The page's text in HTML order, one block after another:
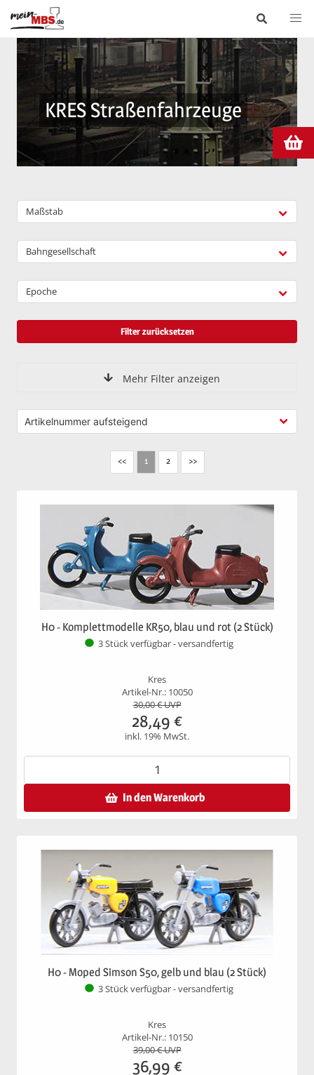
KRES Straßenfahrzeuge
Maßstab
Bahngesellschaft
Epoche
Filter zurücksetzen
Mehr Filter anzeigen
<< 1 2 >>
H0 - Komplettmodelle KR50, blau und rot (2 Stück)
3 Stück verfügbar - versandfertig
Kres
Artikel-Nr.: 10050
30,00€ UVP
28,49 €
inkl. 19% MwSt.
In den Warenkorb
H0 - Moped Simson S50, gelb und blau (2 Stück)
3 Stück verfügbar - versandfertig
Kres
Artikel-Nr.: 10150
39,00€ UVP
36,99 €